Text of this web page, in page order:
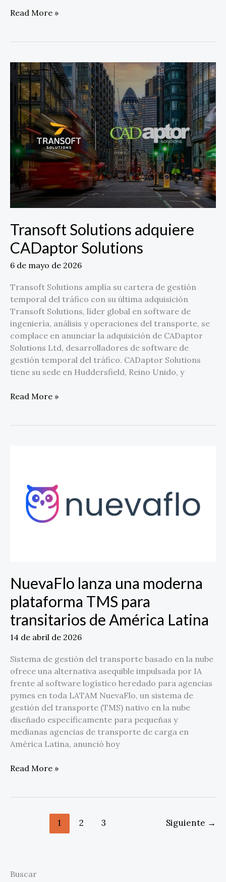
Read More »
Transoft Solutions adquiere
CADaptor Solutions
6 de mayo de 2026
Transoft Solutions amplía su cartera de gestión
temporal del tráfico con su última adquisición
Transoft Solutions, líder global en software de
ingeniería, análisis y operaciones del transporte, se
complace en anunciar la adquisición de CADaptor
Solutions Ltd, desarrolladores de software de
gestión temporal del tráfico. CADaptor Solutions
tiene su sede en Huddersfield, Reino Unido, y
Transoft
Solutions
adquiere
CADaptor
Solutions
Read More »
NuevaFlo lanza una moderna
plataforma TMS para
transitarios de América Latina
14 de abril de 2026
Sistema de gestión del transporte basado en la nube
ofrece una alternativa asequible impulsada por IA
frente al software logístico heredado para agencias
pymes en toda LATAM NuevaFlo, un sistema de
gestión del transporte (TMS) nativo en la nube
diseñado específicamente para pequeñas y
medianas agencias de transporte de carga en
América Latina, anunció hoy
moderna
plataforma
TMS
Read More »
1 2 3 Siguiente →
Buscar